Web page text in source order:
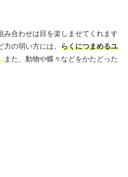
み合わせは目を楽しませてくれます
の弱い方には、 らくにつまめるユ
また、動物や蝶々などをかたどった